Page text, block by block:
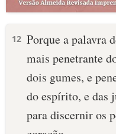
12 Porque a palavra
mais penetrante
dois gumes, e
do espírito, e das
para discernir os